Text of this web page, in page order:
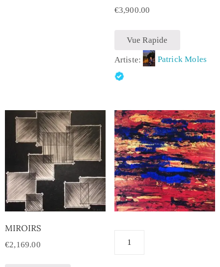
€3,900.00
Vue Rapide
Artiste: Patrick Moles
MIROIRS
€2,169.00